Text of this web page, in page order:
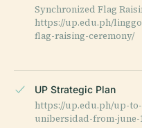
Synchronized Flag
https://up.edu.ph/
flag-raising-ceremony/
UP Strategic Plan
https://up.edu.ph/up-
unibersidad-from-june-